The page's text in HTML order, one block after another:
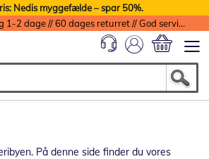
Nedis myggefælde – spar 50%.
Billig fragt // Levering 1-2 dage // 60 dages returret // God service med garanti
På denne side finder du vores